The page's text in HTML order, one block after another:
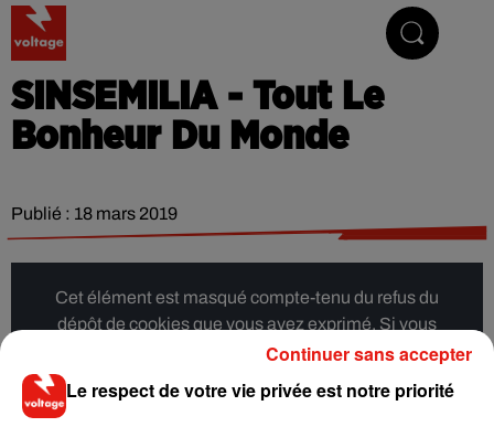
SINSEMILIA - Tout Le
Bonheur Du Monde
Publié : 18 mars 2019
Cet élément est masqué compte-tenu du refus du
dépôt de cookies que vous avez exprimé. Si vous
souhaitez l'afficher, merci de nous donner votre accord
Le respect de votre vie privée est notre priorité
Continuer sans accepter